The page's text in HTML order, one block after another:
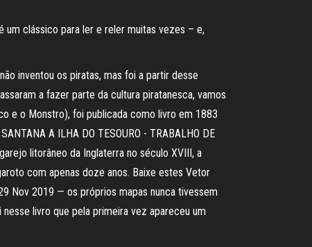
um clássico para ler e reler muitas vezes – e,
inventou os piratas, mas foi a partir desse
a fazer parte da cultura piratanesca, vamos
e o Monstro), foi publicada como livro em 1883
A ILHA DO TESOURO - TRABALHO DE
litorâneo da Inglaterra no século XVIII, a
com apenas doze anos. Baixe estes Vetor
Nov 2019 — os próprios mapas nunca tivessem
livro que pela primeira vez apareceu um